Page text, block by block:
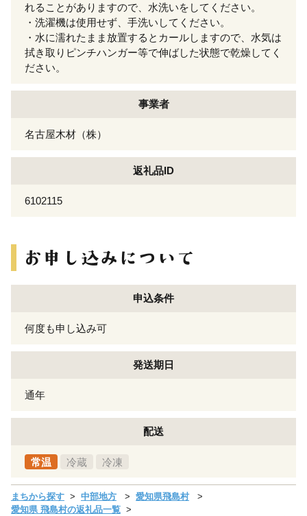
れることがありますので、水洗いをしてください。
・洗濯機は使用せず、手洗いしてください。
・水に濡れたまま放置するとカールしますので、水気は
拭き取りピンチハンガー等で伸ばした状態で乾燥してく
ださい。
事業者
名古屋木材（株）
返礼品ID
6102115
申込条件
何度も申し込み可
発送期日
通年
配送
常温 冷蔵 冷凍
まちから探す 中部地方
愛知県飛島村
愛知県 飛島村の返礼品一覧